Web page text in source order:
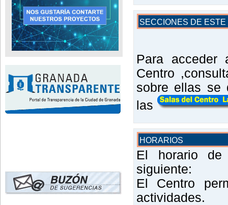
SECCIONES DE ESTE
Para acceder
Centro
sobre ellas se
las
HORARIOS
El horario
siguiente:
El Centro
actividades.